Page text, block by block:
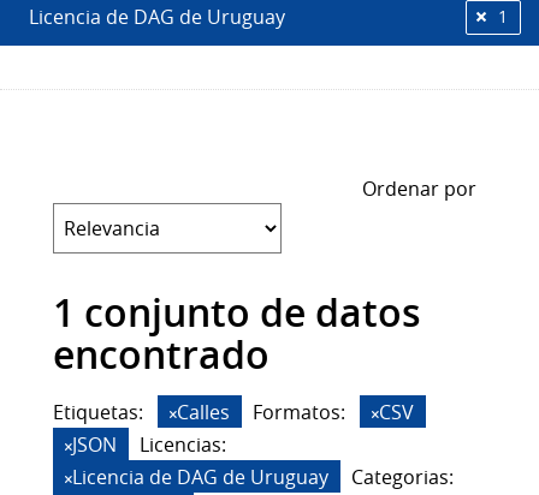
Licencia de DAG de Uruguay 1
Ordenar por
1 conjunto de datos
encontrado
Etiquetas: Calles Formatos:
CSV
JSON
Licencias:
Licencia de DAG de Uruguay
Categorias: